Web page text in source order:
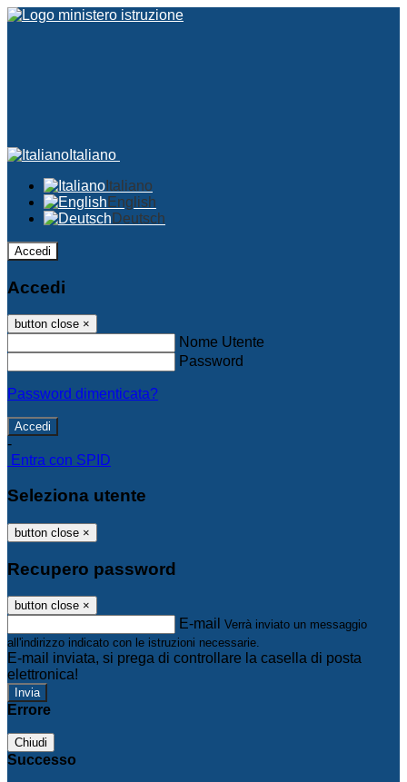
Italiano
Italiano
English
Deutsch
Accedi
Accedi
button close ×
Nome Utente
Password
Password dimenticata?
-
Entra con SPID
Seleziona utente
button close ×
Recupero password
button close ×
E-mail Verrà inviato un messaggio
all'indirizzo indicato con le istruzioni necessarie.
E-mail inviata, si prega di controllare la casella di posta
elettronica!
Errore
Chiudi
Successo